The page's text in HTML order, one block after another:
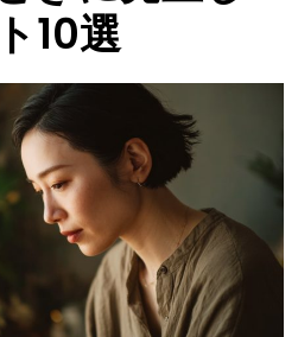
10選